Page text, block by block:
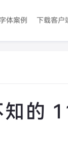
字体案例 下载客户
的